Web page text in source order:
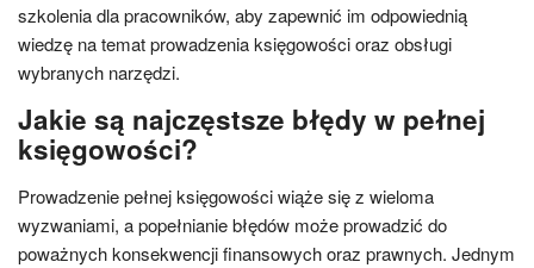
szkolenia dla pracowników, aby zapewnić im odpowiednią
wiedzę na temat prowadzenia księgowości oraz obsługi
wybranych narzędzi.
Jakie są najczęstsze błędy w pełnej
księgowości?
Prowadzenie pełnej księgowości wiąże się z wieloma
wyzwaniami, a popełnianie błędów może prowadzić do
poważnych konsekwencji finansowych oraz prawnych. Jednym